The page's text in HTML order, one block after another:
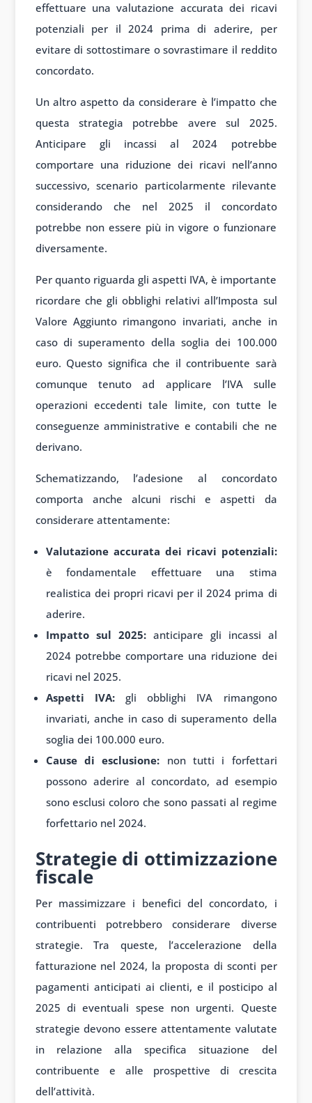
effettuare una valutazione accurata dei ricavi
potenziali per il 2024 prima di aderire, per
evitare di sottostimare o sovrastimare il reddito
concordato.
Un altro aspetto da considerare è l’impatto che
questa strategia potrebbe avere sul 2025.
Anticipare gli incassi al 2024 potrebbe
comportare una riduzione dei ricavi nell’anno
successivo, scenario particolarmente rilevante
considerando che nel 2025 il concordato
potrebbe non essere più in vigore o funzionare
diversamente.
Per quanto riguarda gli aspetti IVA, è importante
ricordare che gli obblighi relativi all’Imposta sul
Valore Aggiunto rimangono invariati, anche in
caso di superamento della soglia dei 100.000
euro. Questo significa che il contribuente sarà
comunque tenuto ad applicare l’IVA sulle
operazioni eccedenti tale limite, con tutte le
conseguenze amministrative e contabili che ne
derivano.
Schematizzando, l’adesione al concordato
comporta anche alcuni rischi e aspetti da
considerare attentamente:
Valutazione accurata dei ricavi potenziali:
è fondamentale effettuare una stima
realistica dei propri ricavi per il 2024 prima di
aderire.
Impatto sul 2025:anticipare gli incassi al
2024 potrebbe comportare una riduzione dei
ricavi nel 2025.
Aspetti IVA:gli obblighi IVA rimangono
invariati, anche in caso di superamento della
soglia dei 100.000 euro.
Cause di esclusione: non tutti i forfettari
possono aderire al concordato, ad esempio
sono esclusi coloro che sono passati al regime
forfettario nel 2024.
Strategie di ottimizzazione
fiscale
Per massimizzare i benefici del concordato, i
contribuenti potrebbero considerare diverse
strategie. Tra queste, l’accelerazione della
fatturazione nel 2024, la proposta di sconti per
pagamenti anticipati ai clienti, e il posticipo al
2025 di eventuali spese non urgenti. Queste
strategie devono essere attentamente valutate
in relazione alla specifica situazione del
contribuente e alle prospettive di crescita
dell’attività.